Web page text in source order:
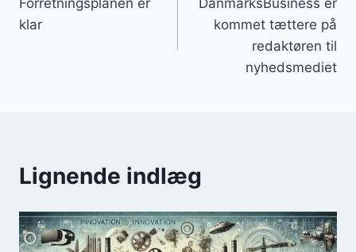
Forretningsplanen er
klar
DanmarksBusiness er
kommet tættere på
redaktøren til
nyhedsmediet
Lignende indlæg